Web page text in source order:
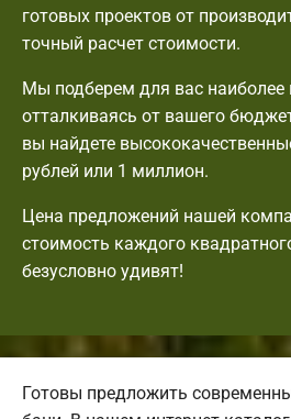
готовых проектов от
точный расчет стоимости.
Мы подберем для вас наиболее
отталкиваясь от вашего
вы найдете
рублей или 1 миллион.
Цена предложений нашей
стоимость каждого
безусловно удивят!
Готовы предложить